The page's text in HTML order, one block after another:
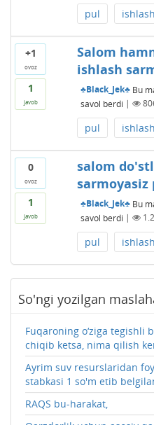
pul ishlash
+1
ovoz
1
javob
Salom
ishlash
♣Black_Jek♣ Bu
savol berdi |
pul ishlash
0
ovoz
1
javob
salom
sarmoyasiz
♣Black_Jek♣ Bu
savol berdi |
pul ishlash
So'ngi yozilgan
Fuqaroning o‘ziga tegishli
chiqib ketsa, nima qilish
Ayrim suv resurslaridan
stabkasi 1 so'm etib
RAQS bu-harakat,